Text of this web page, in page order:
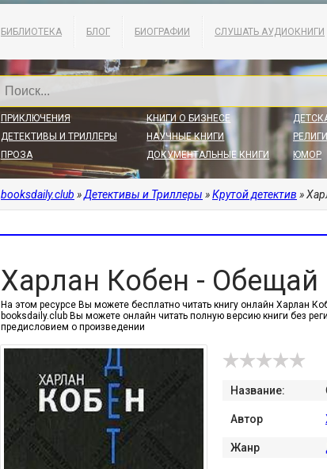
БИБЛИОТЕКА БЛОГ БИОГРАФИИ СЛУШАТЬ АУДИОКНИГИ
ПРИКЛЮЧЕНИЯ
ДЕТЕКТИВЫ И ТРИЛЛЕРЫ
ПРОЗА
КНИГИ О БИЗНЕСЕ
НАУЧНЫЕ КНИГИ
ДОКУМЕНТАЛЬНЫЕ КНИГИ
ЮМОР
booksdaily.club »Детективы и Триллеры »Крутой детектив »
Харлан Кобен - Обещай
На этом ресурсе Вы можете бесплатно читать книгу онлайн Харлан
booksdaily.club Вы можете онлайн читать полную версию книги без
предисловием о произведении
Название:
Автор
Жанр